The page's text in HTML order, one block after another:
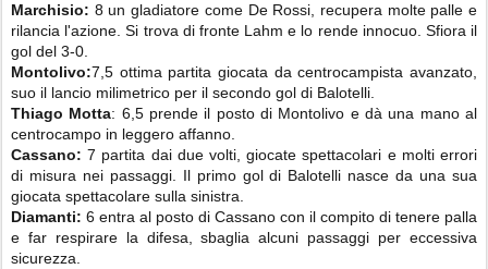
Marchisio: 8 un gladiatore come De Rossi, recupera molte palle e
rilancia l'azione. Si trova di fronte Lahm e lo rende innocuo. Sfiora il
gol del 3-0.
Montolivo:7,5 ottima partita giocata da centrocampista avanzato,
suo il lancio milimetrico per il secondo gol di Balotelli.
Thiago Motta: 6,5 prende il posto di Montolivo e dà una mano al
centrocampo in leggero affanno.
Cassano: 7 partita dai due volti, giocate spettacolari e molti errori
di misura nei passaggi. Il primo gol di Balotelli nasce da una sua
giocata spettacolare sulla sinistra.
Diamanti: 6 entra al posto di Cassano con il compito di tenere palla
e far respirare la difesa, sbaglia alcuni passaggi per eccessiva
sicurezza.